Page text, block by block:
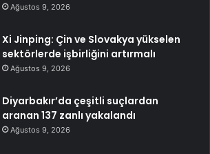
Ağustos 9, 2026
Xi Jinping: Çin ve Slovakya yükselen
sektörlerde işbirliğini artırmalı
Ağustos 9, 2026
Diyarbakır’da çeşitli suçlardan
aranan 137 zanlı yakalandı
Ağustos 9, 2026